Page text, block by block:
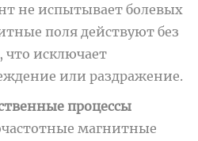
не испытывает болевых
поля действуют без
что исключает
или раздражение.
процессы
магнитные